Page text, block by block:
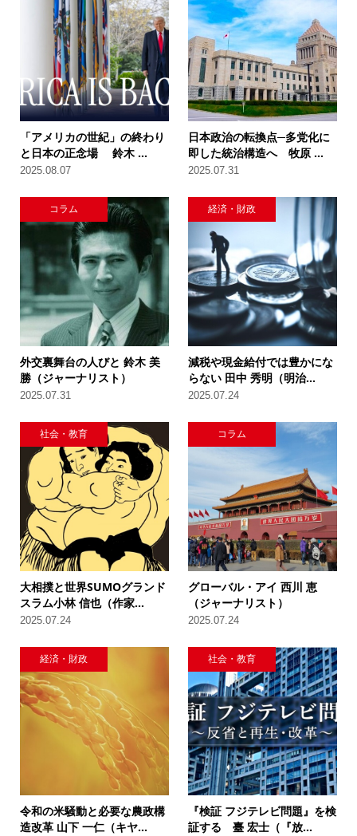
「アメリカの世紀」の終わり
と日本の正念場 鈴木 ...
2025.08.07
日本政治の転換点─多党化に
即した統治構造へ 牧原 ...
2025.07.31
コラム
外交裏舞台の人びと 鈴木 美
勝（ジャーナリスト）
2025.07.31
経済・財政
減税や現金給付では豊かにな
らない 田中 秀明（明治...
2025.07.24
社会・教育
大相撲と世界SUMOグランド
スラム小林 信也（作家...
2025.07.24
コラム
グローバル・アイ 西川 恵
（ジャーナリスト）
2025.07.24
経済・財政
令和の米騒動と必要な農政構
造改革 山下 一仁（キヤ...
社会・教育
『検証 フジテレビ問題』を検
証する 臺 宏士（『放...